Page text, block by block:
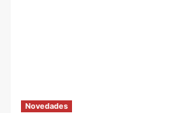
Novedades